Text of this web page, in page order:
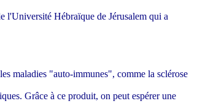
l'Université Hébraïque de Jérusalem qui a
maladies "auto-immunes", comme la sclérose
Grâce à ce produit, on peut espérer une